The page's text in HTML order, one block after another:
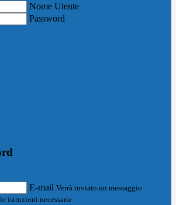
Nome Utente
Password
E-mail Verrà inviato un messaggio
istruzioni necessarie.